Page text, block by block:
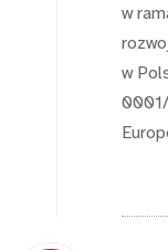
w
w